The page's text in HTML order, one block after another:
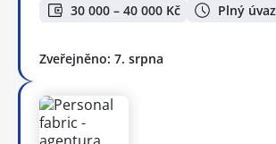
30 000 – 40 000 Kč Plný
Zveřejněno: 7. srpna